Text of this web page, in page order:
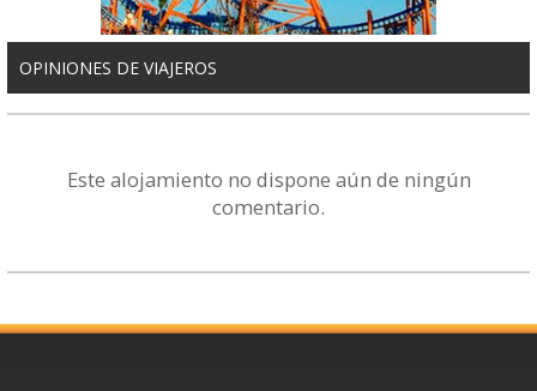
OPINIONES DE VIAJEROS
Este alojamiento no dispone aún de ningún
comentario.